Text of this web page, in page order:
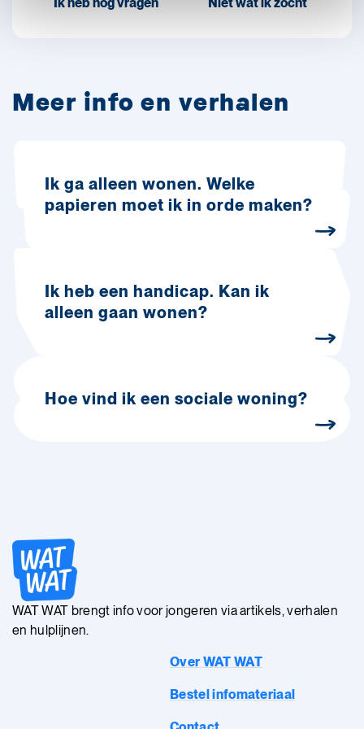
Meer info en verhalen
Ik ga alleen wonen. Welke
papieren moet ik in orde maken?
Ik heb een handicap. Kan ik
alleen gaan wonen?
Hoe vind ik een sociale woning?
WAT WAT brengt info voor jongeren via artikels, verhalen
en hulplijnen.
Over WAT WAT
Bestel infomateriaal